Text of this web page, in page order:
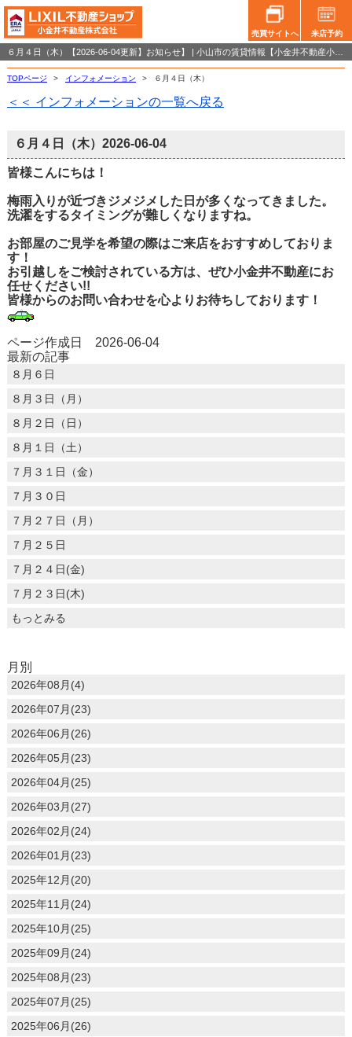
売買サイトへ 来店予約
６月４日（木）【2026-06-04更新】お知らせ】 | 小山市の賃貸情報【小金井不動産小山店】
TOPページ > インフォメーション > ６月４日（木）
＜＜ インフォメーションの一覧へ戻る
６月４日（木） 2026-06-04
皆様こんにちは！
梅雨入りが近づきジメジメした日が多くなってきました。
洗濯をするタイミングが難しくなりますね。
お部屋のご見学を希望の際はご来店をおすすめしておりま
す！
お引越しをご検討されている方は、ぜひ小金井不動産にお
任せください!!
皆様からのお問い合わせを心よりお待ちしております！
ページ作成日 2026-06-04
最新の記事
８月６日
８月３日（月）
８月２日（日）
８月１日（土）
７月３１日（金）
７月３０日
７月２７日（月）
７月２５日
７月２４日(金)
７月２３日(木)
もっとみる
月別
2026年08月(4)
2026年07月(23)
2026年06月(26)
2026年05月(23)
2026年04月(25)
2026年03月(27)
2026年02月(24)
2026年01月(23)
2025年12月(20)
2025年11月(24)
2025年10月(25)
2025年09月(24)
2025年08月(23)
2025年07月(25)
2025年06月(26)